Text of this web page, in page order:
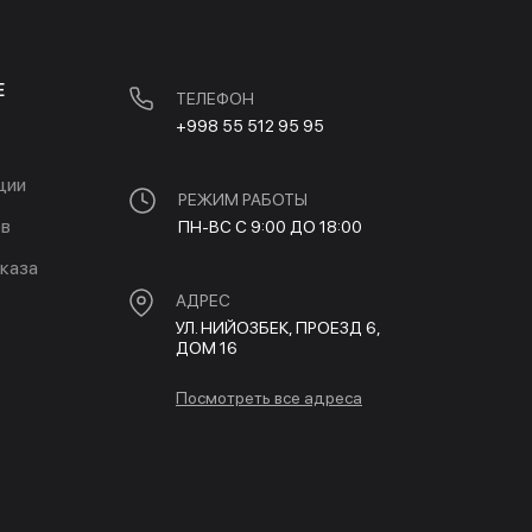
ТЕЛЕФОН
+998 55 512 95 95
РЕЖИМ РАБОТЫ
ПН-ВС С 9:00 ДО 18:00
АДРЕС
УЛ. НИЙОЗБЕК, ПРОЕЗД 6,
ДОМ 16
Посмотреть все адреса